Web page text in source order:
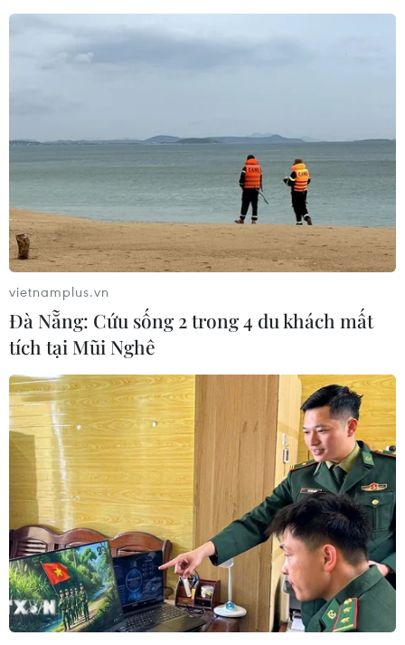
TIN CÙNG CHUYÊN MỤC
Trí tuệ nhân tạo tạo virus mới tiêu
vietnamplus.vn
Đà Nẵng: Cứu sống 2 trong 4 du khách mất
tích tại Mũi Nghê